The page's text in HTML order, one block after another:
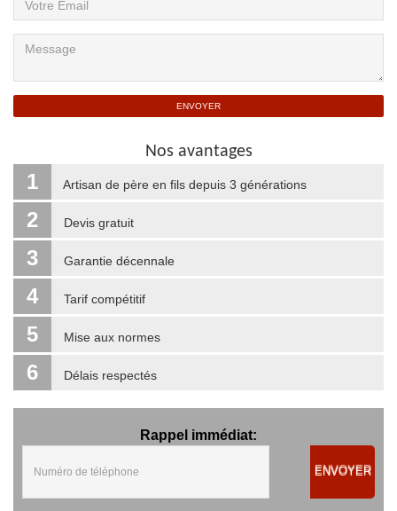
Nos avantages
1 Artisan de père en fils depuis 3 générations
2 Devis gratuit
3 Garantie décennale
4 Tarif compétitif
5 Mise aux normes
6 Délais respectés
Rappel immédiat:
ENVOYER